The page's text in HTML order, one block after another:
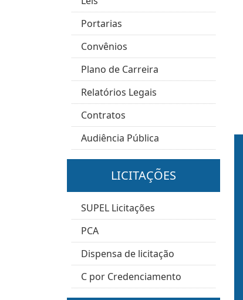
Portarias
Convênios
Plano de Carreira
Relatórios Legais
Contratos
Audiência Pública
LICITAÇÕES
SUPEL Licitações
PCA
Dispensa de licitação
C por Credenciamento